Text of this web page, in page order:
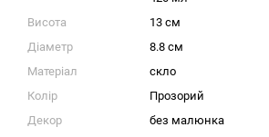
Висота
13 см
Діаметр
8.8 см
Матеріал
скло
Колір
Прозорий
Декор
без малюнка